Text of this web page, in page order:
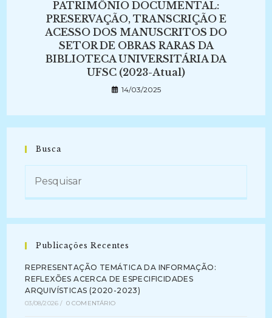
PATRIMÔNIO DOCUMENTAL:
PRESERVAÇÃO, TRANSCRIÇÃO E
ACESSO DOS MANUSCRITOS DO
SETOR DE OBRAS RARAS DA
BIBLIOTECA UNIVERSITÁRIA DA
UFSC (2023-Atual)
14/03/2025
Busca
Publicações Recentes
REPRESENTAÇÃO TEMÁTICA DA INFORMAÇÃO:
REFLEXÕES ACERCA DE ESPECIFICIDADES
ARQUIVÍSTICAS (2020-2023)
03/08/2026 / 0 COMENTÁRIO